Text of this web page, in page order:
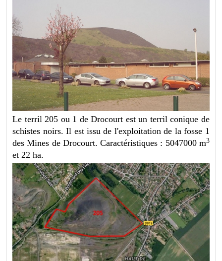
Le terril 205 ou 1 de Drocourt est un terril conique de
schistes noirs. Il est issu de l'exploitation de la fosse 1
des Mines de Drocourt. Caractéristiques : 5047000 m3
et 22 ha.